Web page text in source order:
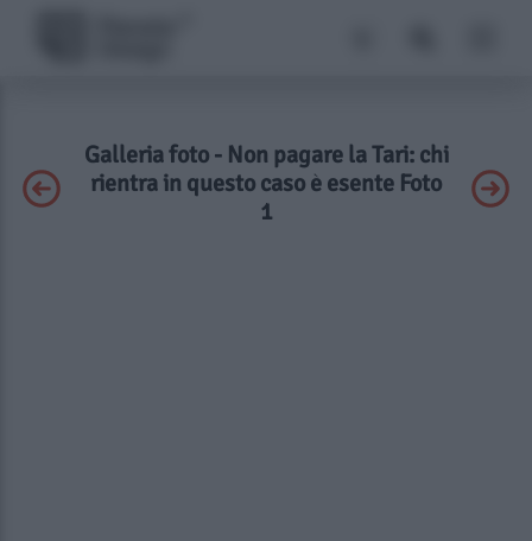
Galleria foto - Non pagare la Tari: chi
rientra in questo caso è esente Foto
1